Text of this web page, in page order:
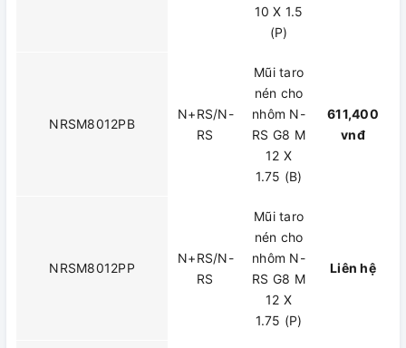
10 X 1.5
(P)
NRSM8012PB
N+RS/N-
RS
Mũi taro
nén cho
nhôm N-
RS G8 M
12 X
1.75 (B)
611,400
vnđ
NRSM8012PP
N+RS/N-
RS
Mũi taro
nén cho
nhôm N-
RS G8 M
12 X
1.75 (P)
Liên hệ